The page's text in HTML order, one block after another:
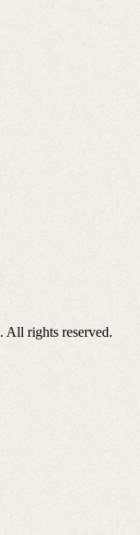
. All rights reserved.